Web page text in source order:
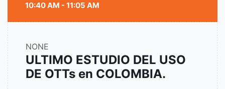
10:40 AM - 11:05 AM
NONE
ULTIMO ESTUDIO DEL USO
DE OTTs en COLOMBIA.